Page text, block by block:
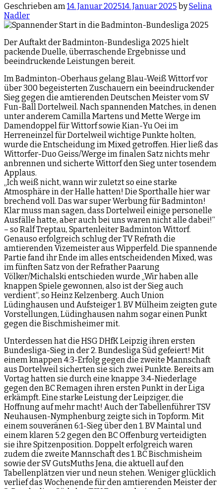
Geschrieben am 14. Januar 202514. Januar 2025 bySelina
Nadler
Der Auftakt der Badminton-Bundesliga 2025 hielt
packende Duelle, überraschende Ergebnisse und
beeindruckende Leistungen bereit.
Im Badminton-Oberhaus gelang Blau-Weiß Wittorf vor
über 300 begeisterten Zuschauern ein beeindruckender
Sieg gegen die amtierenden Deutschen Meister vom SV
Fun-Ball Dortelweil. Nach spannenden Matches, in denen
unter anderem Camilla Martens und Mette Werge im
Damendoppel für Wittorf sowie Kian-Yu Oei im
Herreneinzel für Dortelweil wichtige Punkte holten,
wurde die Entscheidung im Mixed getroffen. Hier ließ das
Wittorfer-Duo Geiss/Werge im finalen Satz nichts mehr
anbrennen und sicherte Wittorf den Sieg unter tosendem
Applaus.
„Ich weiß nicht, wann wir zuletzt so eine starke
Atmosphäre in der Halle hatten! Die Sporthalle hier war
brechend voll. Das war super Werbung für Badminton!
Klar muss man sagen, dass Dortelweil einige personelle
Ausfälle hatte, aber auch bei uns waren nicht alle dabei!“
– so Ralf Treptau, Spartenleiter Badminton Wittorf.
Genauso erfolgreich schlug der TV Refrath die
amtierenden Vizemeister aus Wipperfeld. Die spannende
Partie fand ihr Ende im alles entscheidenden Mixed, was
im fünften Satz von der Refrather Paarung
Völker/Michalski entschieden wurde „Wir haben alle
knappen Spiele gewonnen, also ist der Sieg auch
verdient“, so Heinz Kelzenberg. Auch Union
Lüdinghausen und Aufsteiger 1. BV Mülheim zeigten gute
Vorstellungen, Lüdinghausen nahm sogar einen Punkt
gegen die Bischmisheimer mit.
Unterdessen hat die HSG DHfK Leipzig ihren ersten
Bundesliga-Sieg in der 2. Bundesliga Süd gefeiert! Mit
einem knappen 4:3-Erfolg gegen die zweite Mannschaft
aus Dortelweil sicherten sie sich zwei Punkte. Bereits am
Vortag hatten sie durch eine knappe 3:4-Niederlage
gegen den BC Remagen ihren ersten Punkt in der Liga
erkämpft. Eine starke Leistung der Leipziger, die
Hoffnung auf mehr macht! Auch der Tabellenführer TSV
Neuhausen-Nymphenburg zeigte sich in Topform. Mit
einem souveränen 6:1-Sieg über den 1. BV Maintal und
einem klaren 5:2 gegen den BC Offenburg verteidigten
sie ihre Spitzenposition. Doppelt erfolgreich waren
zudem die zweite Mannschaft des 1. BC Bischmisheim
sowie der SV GutsMuths Jena, die aktuell auf den
Tabellenplätzen vier und neun stehen. Weniger glücklich
verlief das Wochenende für den amtierenden Meister der